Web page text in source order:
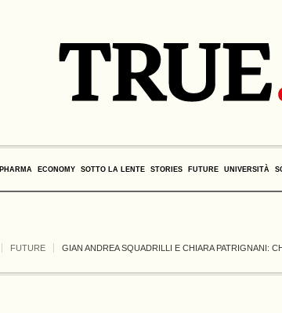
PHARMA ECONOMY SOTTO LA LENTE STORIES FUTURE UNIVERSITÀ
FUTURE GIAN ANDREA SQUADRILLI E CHIARA PATRIGNANI: